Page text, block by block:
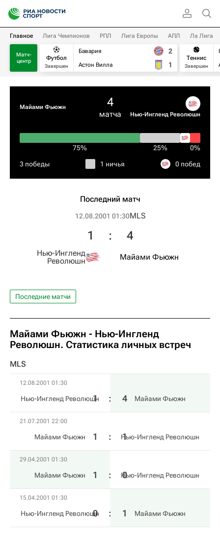
Главное Лига Чемпионов РПЛ Лига Европы АПЛ Ла Лига
Матч-
центр
Футбол
Завершен
Бавария
Астон Вилла
2
1
Теннис
Завершен
Майами Фьюжн 4
матча Нью-Ингленд Революшн
75% 25% 0%
3 победы 1 ничья 0 побед
Последний матч
12.08.2001 01:30MLS
Нью-Ингленд
Революшн
1 : 4
Майами Фьюжн
Последние матчи
Майами Фьюжн - Нью-Ингленд
Революшн. Статистика личных встреч
MLS
12.08.2001 01:30
Нью-Ингленд Революшн
1 : 4 Майами Фьюжн
21.07.2001 22:00
Майами Фьюжн 1 : 1
Нью-Ингленд Революшн
29.04.2001 01:30
Майами Фьюжн 1 : 0
Нью-Ингленд Революшн
15.04.2001 01:30
Нью-Ингленд Революшн
0 : 1 Майами Фьюжн